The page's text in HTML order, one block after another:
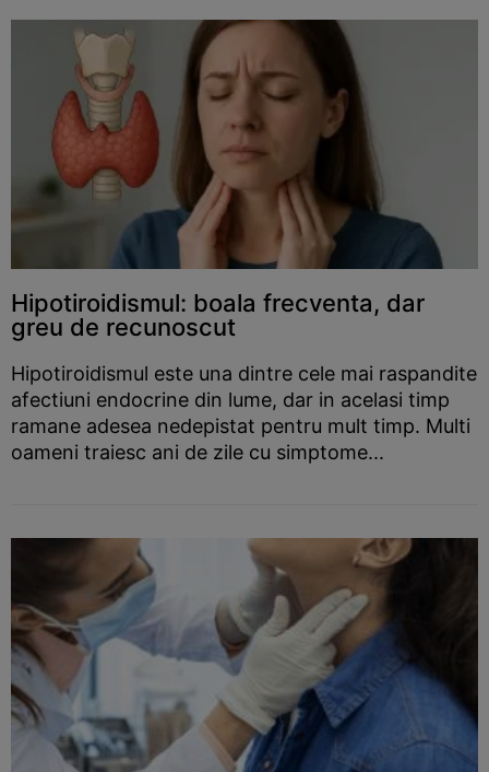
Hipotiroidismul: boala frecventa, dar
greu de recunoscut
Hipotiroidismul este una dintre cele mai raspandite
afectiuni endocrine din lume, dar in acelasi timp
ramane adesea nedepistat pentru mult timp. Multi
oameni traiesc ani de zile cu simptome...